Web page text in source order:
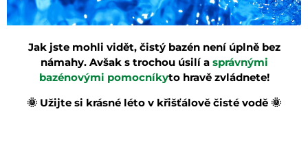
Jak jste mohli vidět, čistý bazén není úplně bez
námahy. Avšak s trochou úsilí a správnými
bazénovými pomocníkyto hravě zvládnete!
🌞 Užijte si krásné léto v křišťálově čisté vodě 🌞